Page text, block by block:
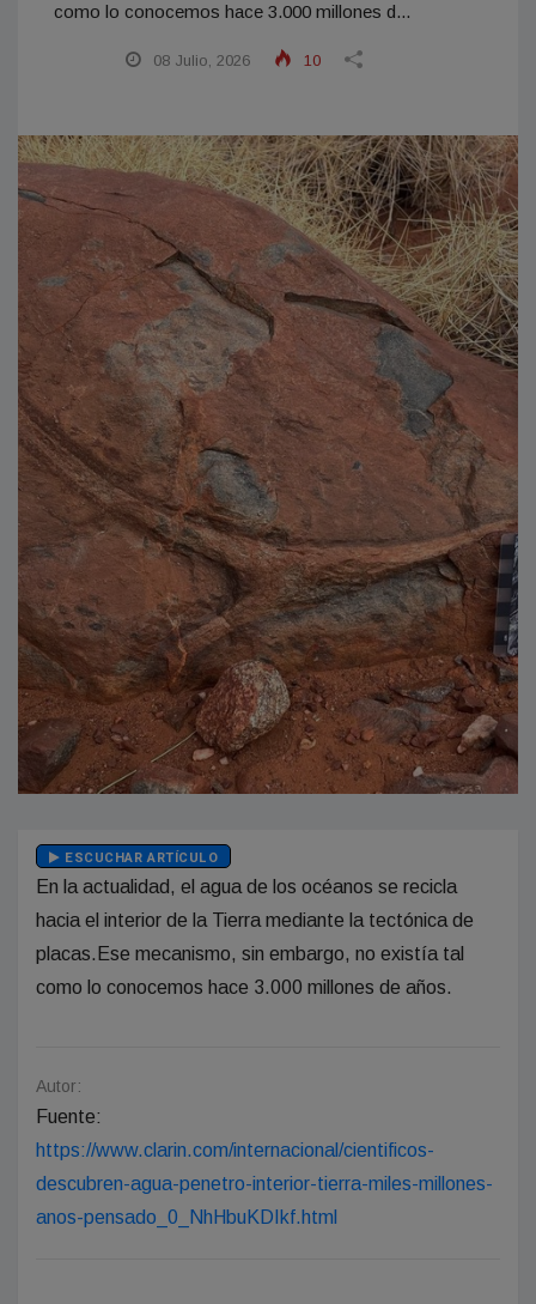
como lo conocemos hace 3.000 millones d...
08 Julio, 2026 10
ESCUCHAR ARTÍCULO
En la actualidad, el agua de los océanos se recicla
hacia el interior de la Tierra mediante la tectónica de
placas.Ese mecanismo, sin embargo, no existía tal
como lo conocemos hace 3.000 millones de años.
Autor:
Fuente:
https://www.clarin.com/internacional/cientificos-
descubren-agua-penetro-interior-tierra-miles-millones-
anos-pensado_0_NhHbuKDIkf.html